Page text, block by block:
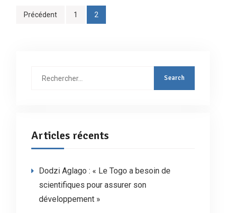
Pagination
Précédent 1 2
Articles récents
Dodzi Aglago : « Le Togo a besoin de
scientifiques pour assurer son
développement »